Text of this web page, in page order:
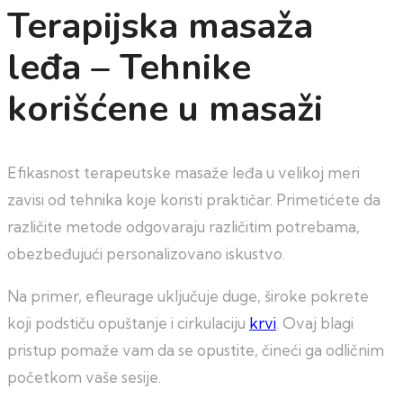
Terapijska masaža
leđa – Tehnike
korišćene u masaži
Efikasnost terapeutske masaže leđa u velikoj meri
zavisi od tehnika koje koristi praktičar. Primetićete da
različite metode odgovaraju različitim potrebama,
obezbeđujući personalizovano iskustvo.
Na primer, efleurage uključuje duge, široke pokrete
koji podstiču opuštanje i cirkulaciju krvi . Ovaj blagi
pristup pomaže vam da se opustite, čineći ga odličnim
početkom vaše sesije.